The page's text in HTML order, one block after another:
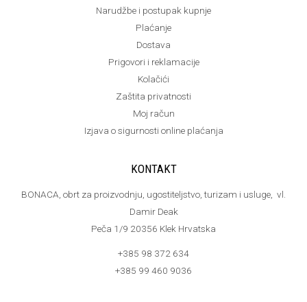
Narudžbe i postupak kupnje
Plaćanje
Dostava
Prigovori i reklamacije
Kolačići
Zaštita privatnosti
Moj račun
Izjava o sigurnosti online plaćanja
KONTAKT
BONACA, obrt za proizvodnju, ugostiteljstvo, turizam i usluge, vl.
Damir Deak
Peča 1/9 20356 Klek Hrvatska
+385 98 372 634
+385 99 460 9036